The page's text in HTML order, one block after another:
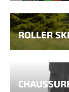
ROLLER SKI